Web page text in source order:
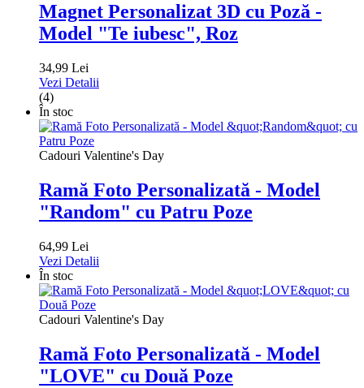
Magnet Personalizat 3D cu Poză -
Model "Te iubesc", Roz
34,99 Lei
Vezi Detalii
(4)
În stoc
Cadouri Valentine's Day
Ramă Foto Personalizată - Model
"Random" cu Patru Poze
64,99 Lei
Vezi Detalii
În stoc
Cadouri Valentine's Day
Ramă Foto Personalizată - Model
"LOVE" cu Două Poze